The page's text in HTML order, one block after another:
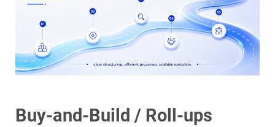
Buy-and-Build / Roll-ups